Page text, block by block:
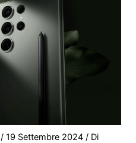
/19 Settembre 2024/ Di